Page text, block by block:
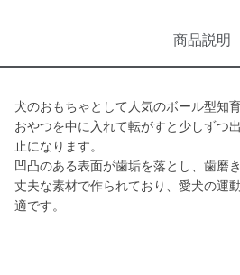
商品説明
犬のおもちゃとして人気のボール型知育
おやつを中に入れて転がすと少しずつ
止になります。
凹凸のある表面が歯垢を落とし、歯磨
丈夫な素材で作られており、愛犬の運
適です。